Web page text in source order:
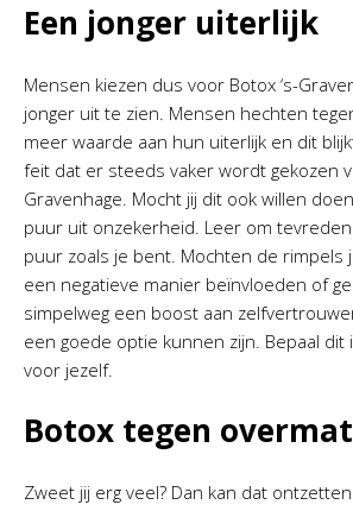
Een jonger uiterlijk
Mensen kiezen dus voor Botox ‘s-
jonger uit te zien. Mensen hechten
meer waarde aan hun uiterlijk en dit
feit dat er steeds vaker wordt gekozen
Gravenhage. Mocht jij dit ook willen
puur uit onzekerheid. Leer om
puur zoals je bent. Mochten de rimpels
een negatieve manier beïnvloeden of
simpelweg een boost aan
een goede optie kunnen zijn. Bepaal dit
voor jezelf.
Botox tegen
Zweet jij erg veel? Dan kan dat